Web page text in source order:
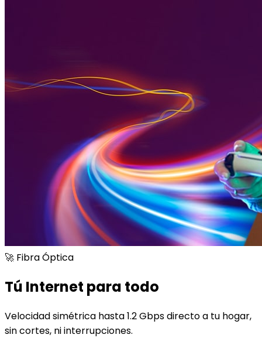
🚀 Fibra Óptica
Tú Internet para todo
Velocidad simétrica hasta 1.2 Gbps directo a tu hogar,
sin cortes, ni interrupciones.